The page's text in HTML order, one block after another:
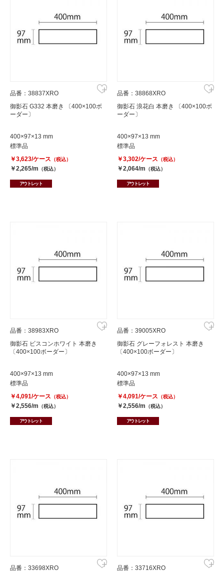
品番：38837XRO
御影石 G332 本磨き 〔400×100ボ
ーダー〕
400×97×13 mm
標準品
￥3,623/ケース （税込）
￥2,265/m （税込）
アウトレット
品番：38868XRO
御影石 浪花白 本磨き 〔400×100ボ
ーダー〕
400×97×13 mm
標準品
￥3,302/ケース （税込）
￥2,064/m （税込）
アウトレット
品番：38983XRO
御影石 ビスコンホワイト 本磨き
〔400×100ボーダー〕
400×97×13 mm
標準品
￥4,091/ケース （税込）
￥2,556/m （税込）
アウトレット
品番：39005XRO
御影石 グレーフォレスト 本磨き
〔400×100ボーダー〕
400×97×13 mm
標準品
￥4,091/ケース （税込）
￥2,556/m （税込）
アウトレット
品番：33698XRO 品番：33716XRO